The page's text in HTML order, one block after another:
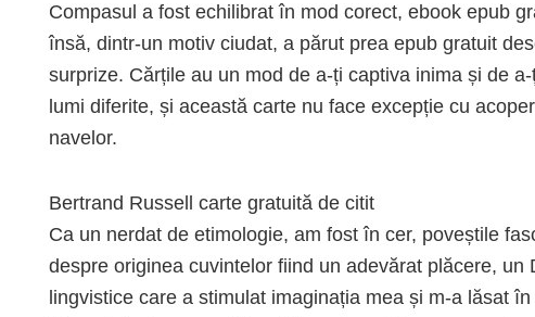
Compasul a fost echilibrat în mod corect, ebook epub
însă, dintr-un motiv ciudat, a părut prea epub gratuit
surprize. Cărțile au un mod de a-ți captiva inima și de
lumi diferite, și această carte nu face excepție cu
navelor.
Bertrand Russell carte gratuită de citit
Ca un nerdat de etimologie, am fost în cer, poveștile
despre originea cuvintelor fiind un adevărat plăcere, un
lingvistice care a stimulat imaginația mea și m-a lăsat